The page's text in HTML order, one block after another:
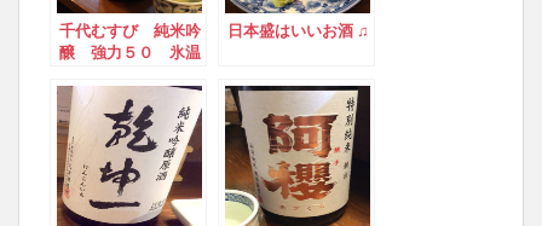
千代むすび 純米吟
醸 強力５０ 氷温
日本盛はいいお酒 ♫